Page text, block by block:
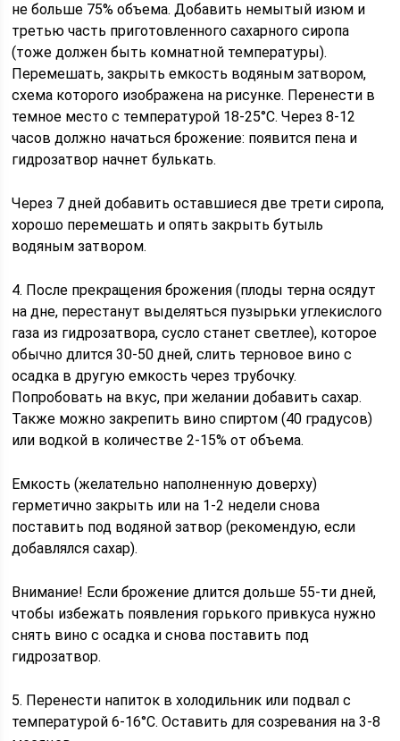
не больше 75% объема. Добавить немытый изюм и
третью часть приготовленного сахарного сиропа
(тоже должен быть комнатной температуры).
Перемешать, закрыть емкость водяным затвором,
схема которого изображена на рисунке. Перенести в
темное место с температурой 18-25°C. Через 8-12
часов должно начаться брожение: появится пена и
гидрозатвор начнет булькать.
Через 7 дней добавить оставшиеся две трети сиропа,
хорошо перемешать и опять закрыть бутыль
водяным затвором.
4. После прекращения брожения (плоды терна осядут
на дне, перестанут выделяться пузырьки углекислого
газа из гидрозатвора, сусло станет светлее), которое
обычно длится 30-50 дней, слить терновое вино с
осадка в другую емкость через трубочку.
Попробовать на вкус, при желании добавить сахар.
Также можно закрепить вино спиртом (40 градусов)
или водкой в количестве 2-15% от объема.
Емкость (желательно наполненную доверху)
герметично закрыть или на 1-2 недели снова
поставить под водяной затвор (рекомендую, если
добавлялся сахар).
Внимание! Если брожение длится дольше 55-ти дней,
чтобы избежать появления горького привкуса нужно
снять вино с осадка и снова поставить под
гидрозатвор.
5. Перенести напиток в холодильник или подвал с
температурой 6-16°C. Оставить для созревания на 3-8